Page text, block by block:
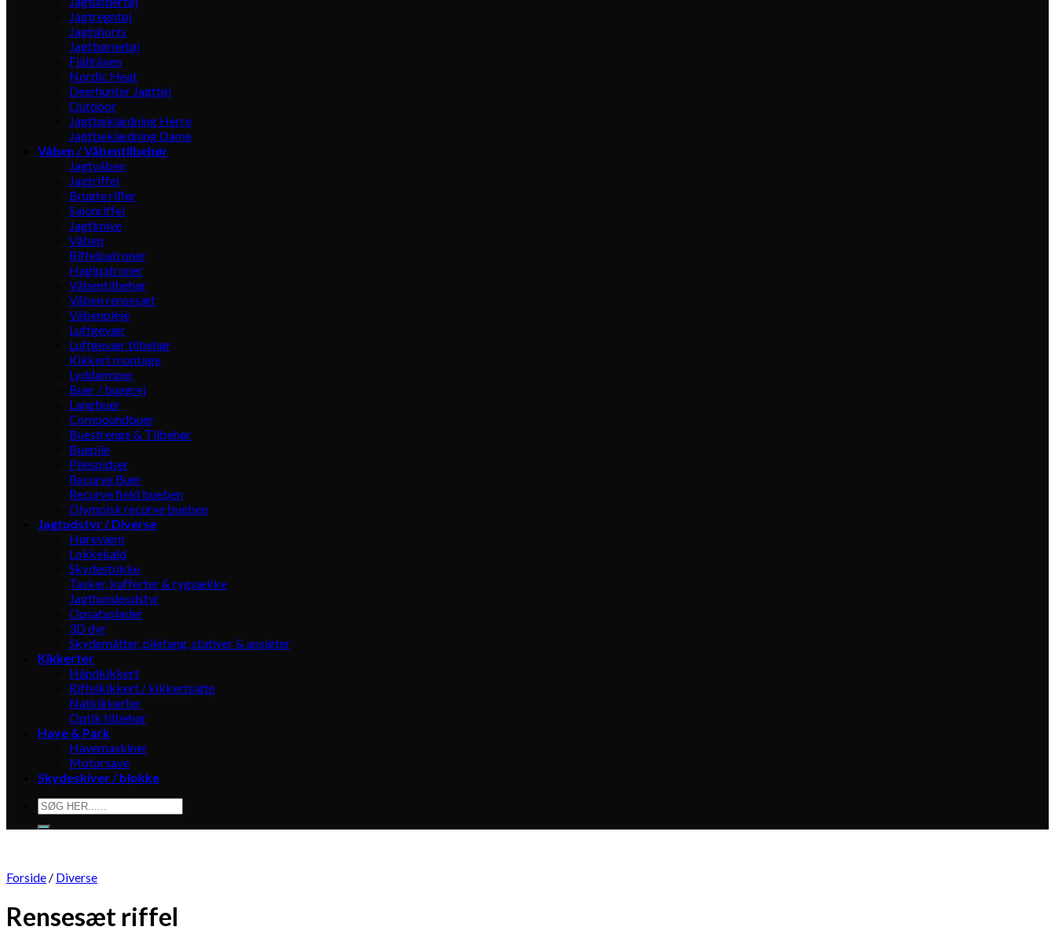
Jagtregntøj
Jagtshorts
Jagtbørnetøj
Fjällräven
Nordic Heat
Deerhunter Jagttøj
Outdoor
Jagtbeklædning Herre
Jagtbeklædning Dame
Våben / Våbentilbehør
Jagtvåben
Jagtriffel
Brugte rifler
Salonriffel
Jagtknive
Våben
Riffelpatroner
Haglpatroner
Våbentilbehør
Våben rensesæt
Våbenpleje
Luftgevær
Luftgevær tilbehør
Kikkert montage
Lyddæmper
Buer / buegrej
Langbuer
Compoundbuer
Buestrenge & Tilbehør
Buepile
Pilespidser
Recurve Buer
Recurve field bueben
Olympisk recurve bueben
Jagtudstyr / Diverse
Høreværn
Lokkekald
Skydestokke
Tasker, kufferter & rygsække
Jagthundeudstyr
Opsatsplader
3D dyr
Skydemåtter, pilefang, stativer & ansigter
Kikkerter
Håndkikkert
Riffelkikkert / kikkertsigte
Natkikkerter
Optik tilbehør
Have & Park
Havemaskiner
Motorsave
Skydeskiver / blokke
Søg
efter:
Forside / Diverse
Rensesæt riffel